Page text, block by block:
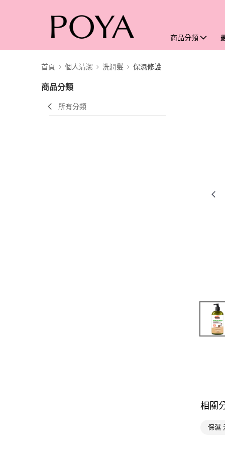
商品分類
首頁 個人清潔 洗潤髮 保濕修護
商品分類
所有分類
相關
保濕